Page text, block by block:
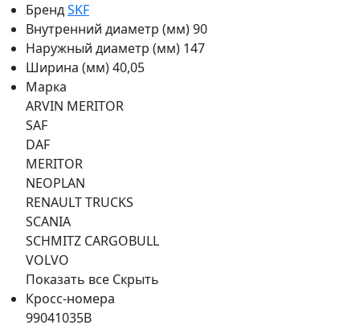
БрендSKF
Внутренний диаметр (мм)90
Наружный диаметр (мм) 147
Ширина (мм)40,05
Марка
ARVIN MERITOR
SAF
DAF
MERITOR
NEOPLAN
RENAULT TRUCKS
SCANIA
SCHMITZ CARGOBULL
VOLVO
Показать все Скрыть
Кросс-номера
99041035B